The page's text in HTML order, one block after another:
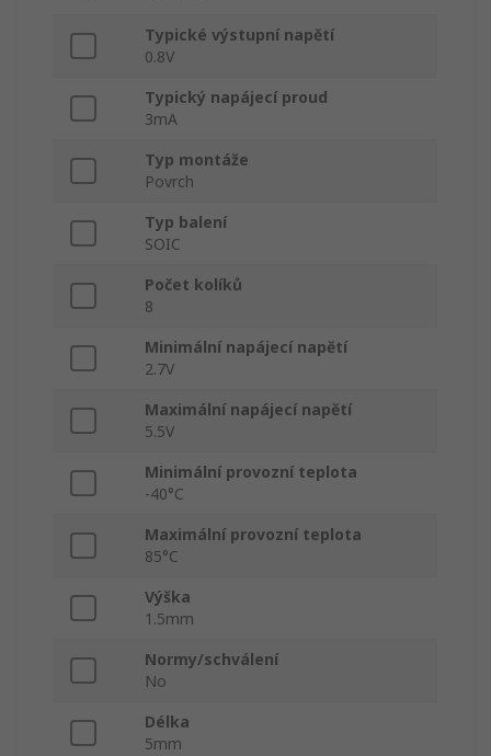
Typické výstupní napětí
0.8V
Typický napájecí proud
3mA
Typ montáže
Povrch
Typ balení
SOIC
Počet kolíků
8
Minimální napájecí napětí
2.7V
Maximální napájecí napětí
5.5V
Minimální provozní teplota
-40°C
Maximální provozní teplota
85°C
Výška
1.5mm
Normy/schválení
No
Délka
5mm